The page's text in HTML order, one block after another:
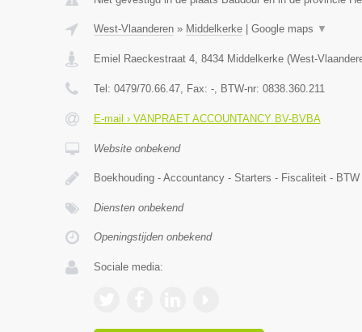
West-Vlaanderen» Middelkerke| Google maps ▼
Emiel Raeckestraat 4, 8434 Middelkerke(West-
Tel: 0479/70.66.47, Fax: -, BTW-nr: 0838.360.211
E-mail › VANPRAET ACCOUNTANCY BV-BVBA
Website onbekend
Boekhouding - Accountancy - Starters - Fiscaliteit -
Diensten onbekend
Openingstijden onbekend
Sociale media: